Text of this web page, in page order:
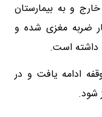
خارج و به بیمارستان
ضربه مغزی شده و
داشته است.
ادامه یافت و در